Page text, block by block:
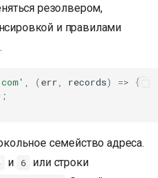
резолвером,
и правилами
( err records) =>
{
семейство адреса.
и 6 или строки